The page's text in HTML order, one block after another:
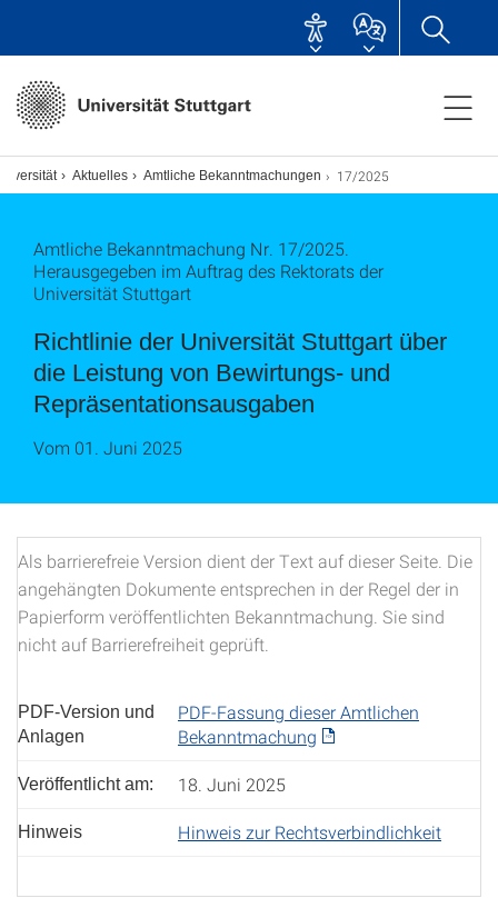
Aktuelles Amtliche Bekanntmachungen 17/2025
Amtliche Bekanntmachung Nr. 17/2025.
Herausgegeben im Auftrag des Rektorats der
Universität Stuttgart
Richtlinie der Universität Stuttgart über
die Leistung von Bewirtungs- und
Repräsentationsausgaben
Vom 01. Juni 2025
Als barrierefreie Version dient der Text auf dieser Seite. Die
angehängten Dokumente entsprechen in der Regel der in
Papierform veröffentlichten Bekanntmachung. Sie sind
nicht auf Barrierefreiheit geprüft.
PDF-Version und
Anlagen
PDF-Fassung dieser Amtlichen
Bekanntmachung
Veröffentlicht am: 18. Juni 2025
Hinweis Hinweis zur Rechtsverbindlichkeit